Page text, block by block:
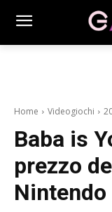
Home Videogiochi
Baba is
prezzo
Nintendo